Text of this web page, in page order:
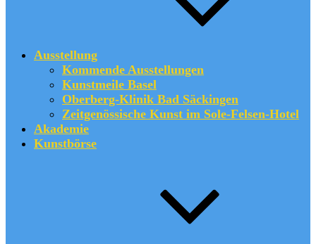
Ausstellung
Kommende Ausstellungen
Kunstmeile Basel
Oberberg-Klinik Bad Säckingen
Zeitgenössische Kunst im Sole-Felsen-Hotel
Akademie
Kunstbörse